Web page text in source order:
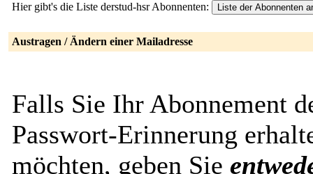
Hier gibt's die Liste derstud-hsr Abonnenten:
Austragen / Ändern einer Mailadresse
Falls Sie Ihr Abonnement
Passwort-Erinnerung
möchten, geben Sie